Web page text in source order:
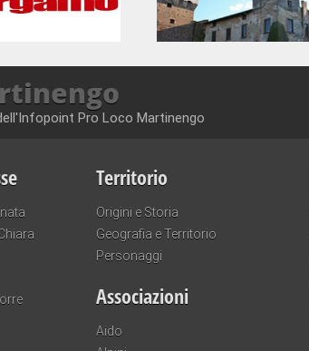
Pro Loco Martinengo
Territorio
Origini e Storia
Geografia e Territorio
Personaggi
Associazioni
Aido